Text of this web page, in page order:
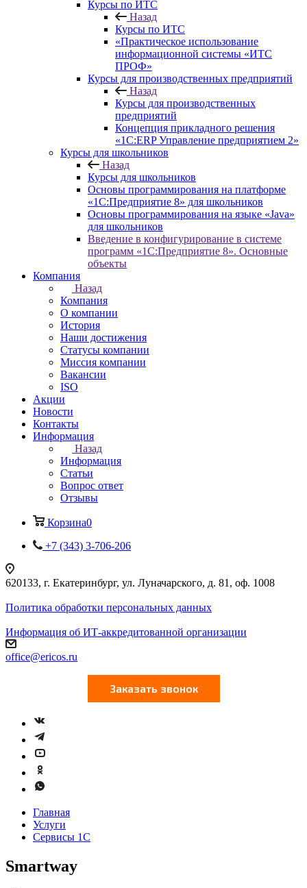
Курсы по ИТС
Назад
Курсы по ИТС
«Практическое использование
информационной системы «ИТС
ПРОФ»
Курсы для производственных предприятий
Назад
Курсы для производственных
предприятий
Концепция прикладного решения
«1C:ERP Управление предприятием 2»
Курсы для школьников
Назад
Курсы для школьников
Основы программирования на платформе
«1С:Предприятие 8» для школьников
Основы программирования на языке «Java»
для школьников
Введение в конфигурирование в системе
программ «1С:Предприятие 8». Основные
объекты
Компания
Назад
Компания
О компании
История
Наши достижения
Статусы компании
Миссия компании
Вакансии
ISO
Акции
Новости
Контакты
Информация
Назад
Информация
Статьи
Вопрос ответ
Отзывы
Корзина0
+7 (343) 3-706-206
620133, г. Екатеринбург, ул. Луначарского, д. 81, оф. 1008
Политика обработки персональных данных
Информация об ИТ-аккредитованной организации
office@ericos.ru
Главная
Услуги
Сервисы 1С
Smartway